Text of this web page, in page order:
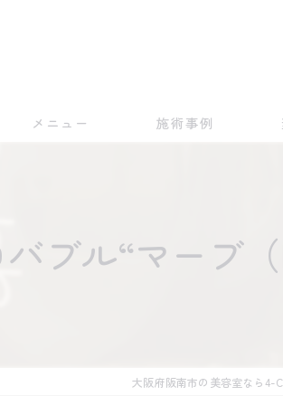
メニュー 施術事例
ブル“マーブ
大阪府阪南市の美容室なら4-